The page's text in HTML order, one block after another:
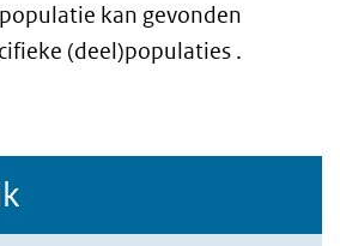
kan gevonden
(deel)populaties .